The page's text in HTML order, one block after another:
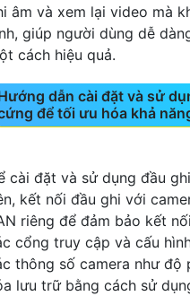
âm và xem lại video mà
giúp người dùng dễ
cách hiệu quả.
dẫn cài đặt và sử
để tối ưu hóa khả
cài đặt và sử dụng đầu
kết nối đầu ghi với
riêng để đảm bảo kết
cổng truy cập và cấu
thông số camera như độ
lưu trữ bằng cách sử